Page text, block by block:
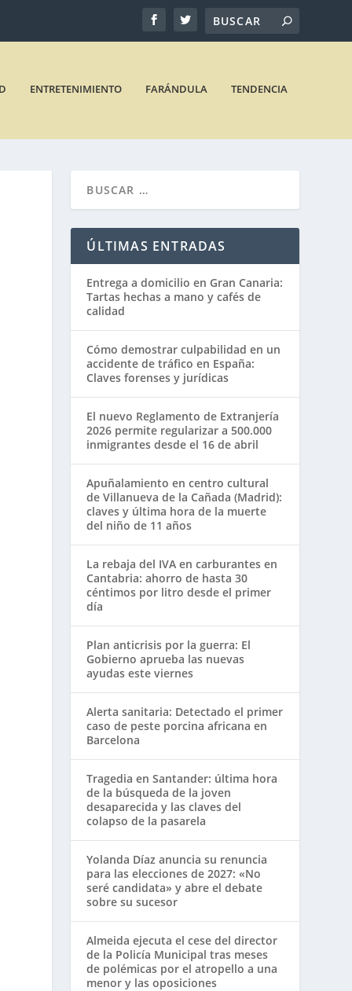
ENTRETENIMIENTO FARÁNDULA TENDENCIA
ÚLTIMAS ENTRADAS
Entrega a domicilio en Gran Canaria:
Tartas hechas a mano y cafés de
calidad
Cómo demostrar culpabilidad en un
accidente de tráfico en España:
Claves forenses y jurídicas
El nuevo Reglamento de Extranjería
2026 permite regularizar a 500.000
inmigrantes desde el 16 de abril
Apuñalamiento en centro cultural
de Villanueva de la Cañada (Madrid):
claves y última hora de la muerte
del niño de 11 años
La rebaja del IVA en carburantes en
Cantabria: ahorro de hasta 30
céntimos por litro desde el primer
día
Plan anticrisis por la guerra: El
Gobierno aprueba las nuevas
ayudas este viernes
Alerta sanitaria: Detectado el primer
caso de peste porcina africana en
Barcelona
Tragedia en Santander: última hora
de la búsqueda de la joven
desaparecida y las claves del
colapso de la pasarela
Yolanda Díaz anuncia su renuncia
para las elecciones de 2027: «No
seré candidata» y abre el debate
sobre su sucesor
Almeida ejecuta el cese del director
de la Policía Municipal tras meses
de polémicas por el atropello a una
menor y las oposiciones